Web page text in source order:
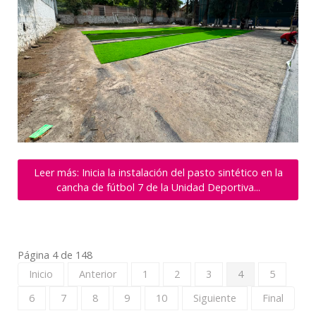
Leer más: Inicia la instalación del pasto sintético en la
cancha de fútbol 7 de la Unidad Deportiva...
Página 4 de 148
Inicio
Anterior 1 2 3 4
5
6
7 8 9 10 Siguiente Final